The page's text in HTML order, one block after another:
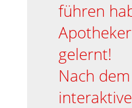
führen
gelernt!
Nach dem